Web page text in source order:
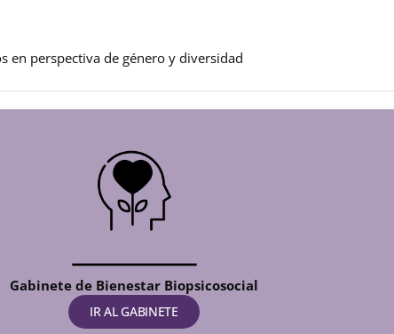
en perspectiva de género y diversidad
Gabinete de Bienestar Biopsicosocial
IR AL GABINETE